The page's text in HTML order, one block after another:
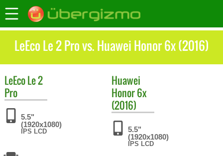
LeEco Le 2 Pro vs. Huawei Honor 6x (2016)
LeEcoLe 2
Pro
5.5"
(1920x1080)
IPS LCD
Huawei
Honor 6x
(2016)
5.5"
(1920x1080)
IPS LCD